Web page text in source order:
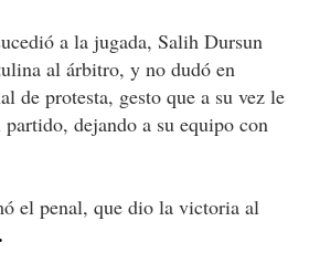
a la jugada, Salih Dursun
al árbitro, y no dudó en
de protesta, gesto que a su vez le
dejando a su equipo con
el penal, que dio la victoria al